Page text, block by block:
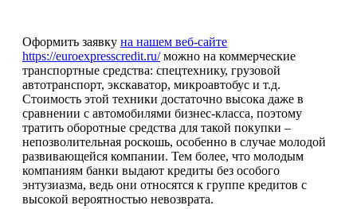
Оформить заявку на нашем веб-сайте
https://euroexpresscredit.ru/можно на коммерческие
транспортные средства: спецтехнику, грузовой
автотранспорт, экскаватор, микроавтобус и т.д.
Стоимость этой техники достаточно высока даже в
сравнении с автомобилями бизнес-класса, поэтому
тратить оборотные средства для такой покупки –
непозволительная роскошь, особенно в случае молодой
развивающейся компании. Тем более, что молодым
компаниям банки выдают кредиты без особого
энтузиазма, ведь они относятся к группе кредитов с
высокой вероятностью невозврата.